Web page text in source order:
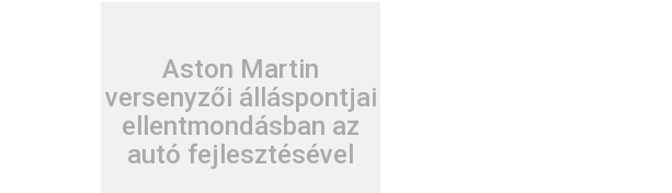
Aston Martin
versenyzői álláspontjai
ellentmondásban az
autó fejlesztésével